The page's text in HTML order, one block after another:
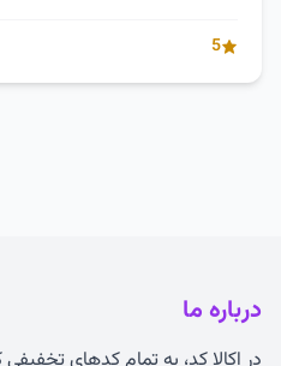
5
درباره ما